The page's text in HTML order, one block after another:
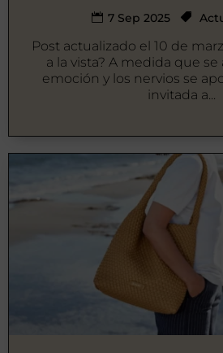
7 Sep 2025
Post actualizado el 10 de
a la vista? A medida que se
emoción y los nervios se
invitada a...